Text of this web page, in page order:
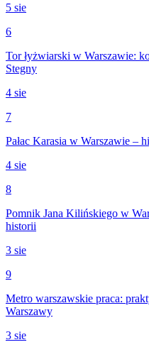
5 sie
6
Tor łyżwiarski w Warszawie:
Stegny
4 sie
7
Pałac Karasia w Warszawie –
4 sie
8
Pomnik Jana Kilińskiego w
historii
3 sie
9
Metro warszawskie praca:
Warszawy
3 sie